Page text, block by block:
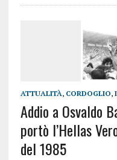
ATTUALITÀ, CORDOGLIO,
Addio a Osvaldo
portò l’Hellas
del 1985